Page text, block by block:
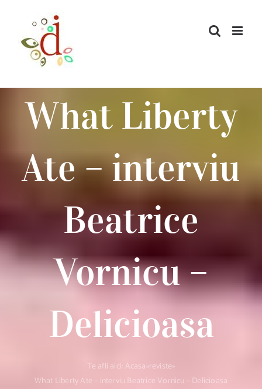
content
What Liberty
Ate – interviu
Beatrice
Vornicu –
Delicioasa
Te afli aici: Acasa»reviste»
What Liberty Ate – interviu Beatrice Vornicu – Delicioasa